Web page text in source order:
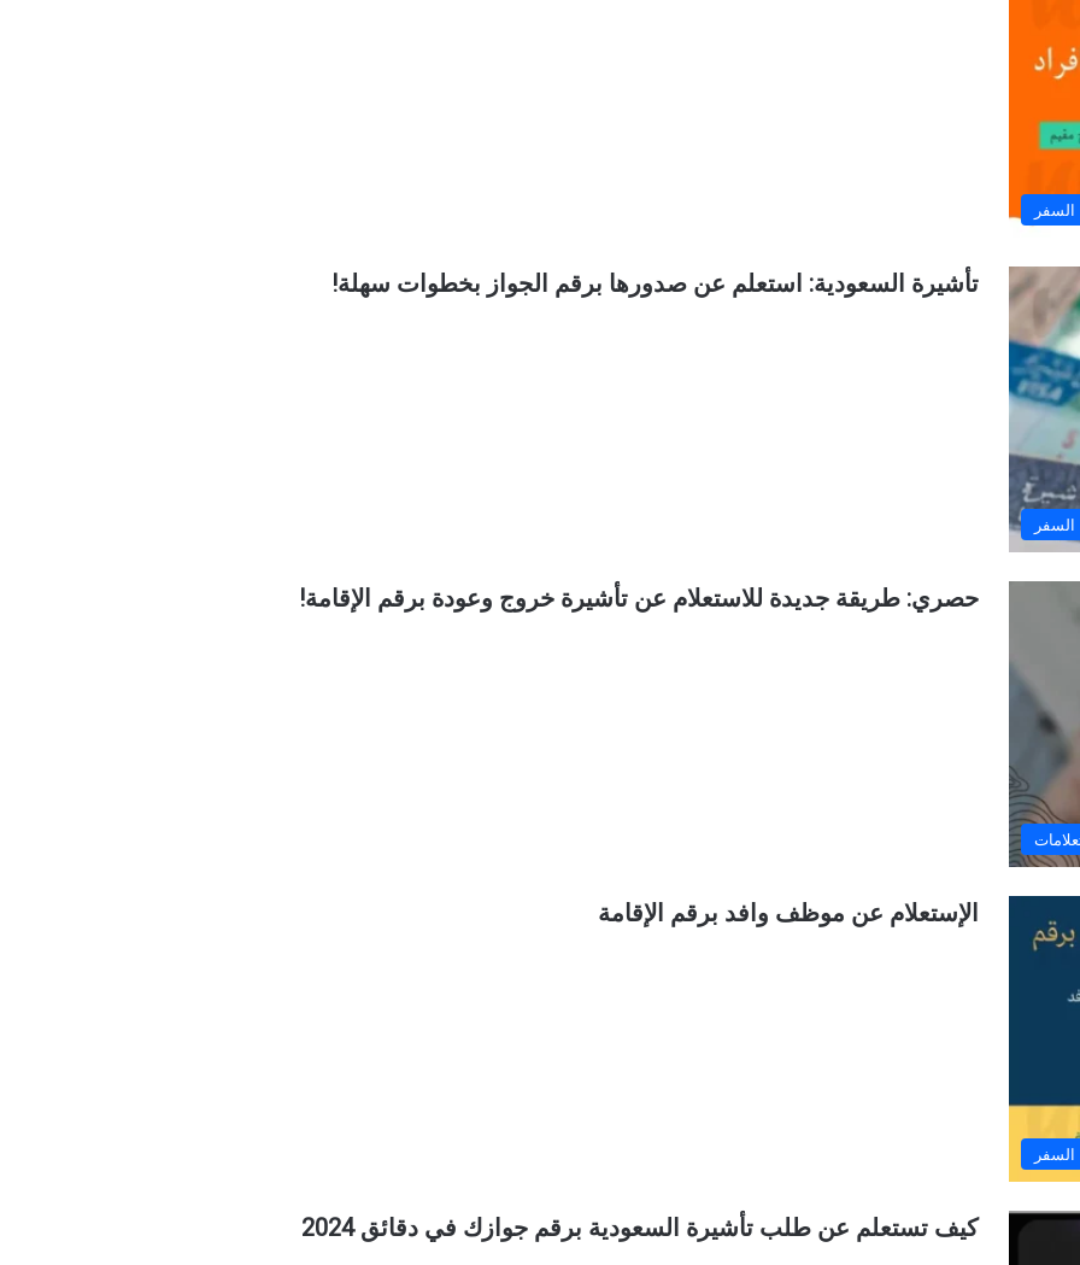
السفر
السفر
تأشيرة السعودية: استعلم عن صدورها برقم الجواز بخطوات سهلة!
حصري: طريقة جديدة للاستعلام عن تأشيرة خروج وعودة برقم الإقامة!
السفر
الإستعلام عن موظف وافد برقم الإقامة
كيف تستعلم عن طلب تأشيرة السعودية برقم جوازك في دقائق 2024